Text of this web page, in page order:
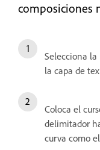
composiciones
Selecciona
la capa de
Coloca el
delimitador
curva como